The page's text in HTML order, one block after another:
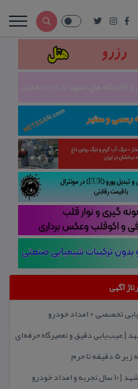
آگهی
تخصصی + امداد خودرو
| عیب‌یابی دقیق و تعمیرگاه حرفه‌ای
حرم
خودرو